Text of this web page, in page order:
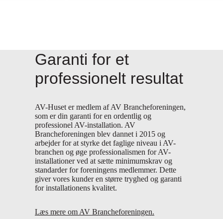
Garanti for et
professionelt resultat
AV-Huset er medlem af AV Brancheforeningen,
som er din garanti for en ordentlig og
professionel AV-installation. AV
Brancheforeningen blev dannet i 2015 og
arbejder for at styrke det faglige niveau i AV-
branchen og øge professionalismen for AV-
installationer ved at sætte minimumskrav og
standarder for foreningens medlemmer. Dette
giver vores kunder en større tryghed og garanti
for installationens kvalitet.
Læs mere om AV Brancheforeningen.